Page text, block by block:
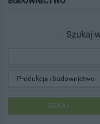
Szukaj
SZUKAJ